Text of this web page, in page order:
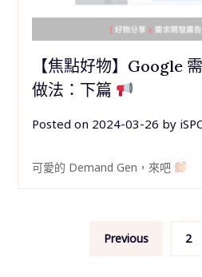
【焦點好物】Google
做法：下篇
Posted on 2024-03-26 by
可愛的 Demand Gen，來吧
Previous 2